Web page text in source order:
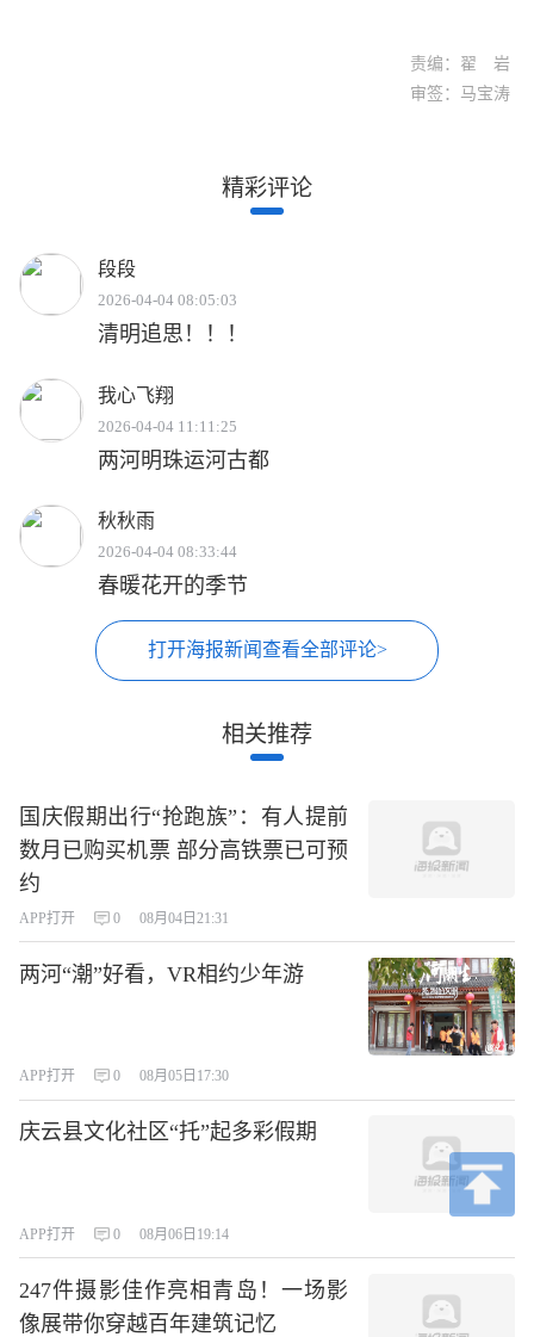
责编：翟 岩
审签：马宝涛
精彩评论
段段
2026-04-04 08:05:03
清明追思！！！
我心飞翔
2026-04-04 11:11:25
两河明珠运河古都
秋秋雨
2026-04-04 08:33:44
春暖花开的季节
打开海报新闻查看全部评论>
相关推荐
国庆假期出行“抢跑族”：有人提前
数月已购买机票 部分高铁票已可预
约
APP打开 0 08月04日21:31
两河“潮”好看，VR相约少年游
APP打开 0 08月05日17:30
庆云县文化社区“托”起多彩假期
APP打开 0 08月06日19:14
247件摄影佳作亮相青岛！一场影
像展带你穿越百年建筑记忆